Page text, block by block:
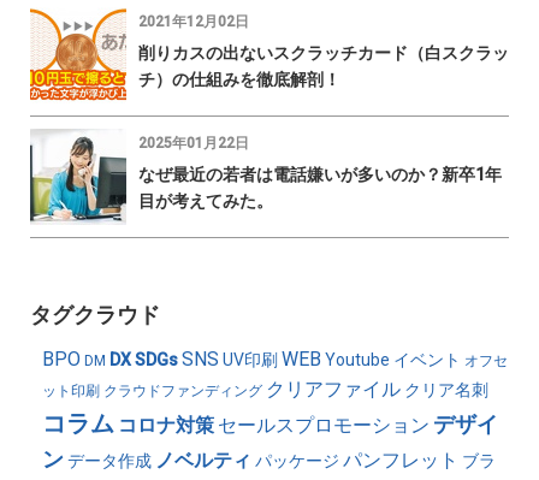
2021年12月02日
削りカスの出ないスクラッチカード（白スクラッ
チ）の仕組みを徹底解剖！
2025年01月22日
なぜ最近の若者は電話嫌いが多いのか？新卒1年
目が考えてみた。
タグクラウド
BPO DM DXSDGsSNS UV印刷 WEB Youtube イベント オフセ
ット印刷 クラウドファンディング クリアファイル クリア名刺
コラム コロナ対策 セールスプロモーション デザイ
ンデータ作成 ノベルティ パッケージ パンフレット ブラ